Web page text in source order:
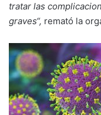
tratar las
graves“, remató la